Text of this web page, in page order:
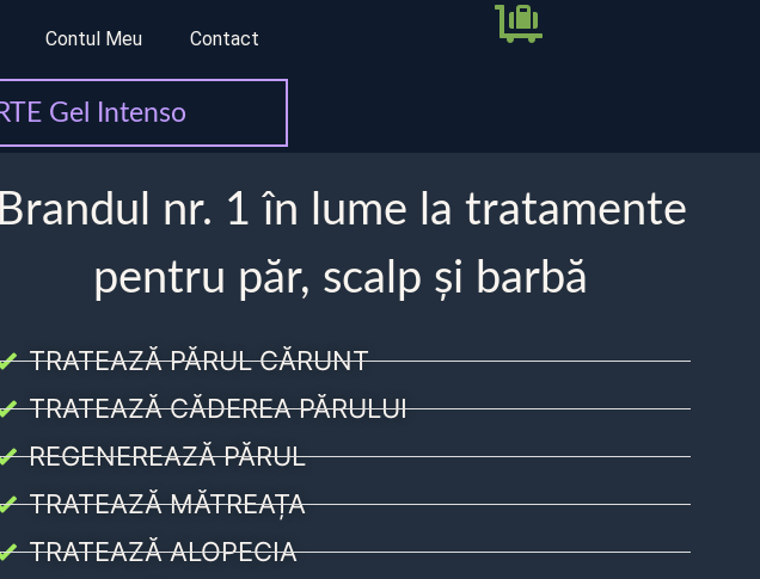
Contul Meu Contact
Gel Intenso
Brandul nr. 1 în lume la tratamente
pentru păr, scalp și barbă
TRATEAZĂ PĂRUL CĂRUNT
TRATEAZĂ CĂDEREA PĂRULUI
REGENEREAZĂ PĂRUL
TRATEAZĂ MĂTREAȚA
TRATEAZĂ ALOPECIA